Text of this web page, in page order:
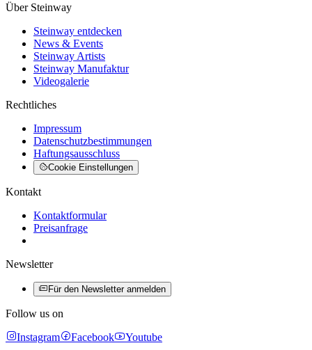
Über Steinway
Steinway entdecken
News & Events
Steinway Artists
Steinway Manufaktur
Videogalerie
Rechtliches
Impressum
Datenschutzbestimmungen
Haftungsausschluss
Cookie Einstellungen
Kontakt
Kontaktformular
Preisanfrage
Newsletter
Für den Newsletter anmelden
Follow us on
Instagram
Facebook Youtube